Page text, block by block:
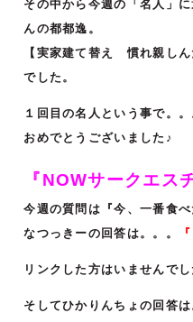
その中から今週の「名人」
んの都都逸。
【実家建て替え 慣れ親し
でした。
１回目の名人という事で。。
おめでとうございました♪
『NOWサークエス
今週の質問は『今、一番食
なつっきーの回答は。。。
リンクした方はいませんでし
そしてひかりんちょの回答は